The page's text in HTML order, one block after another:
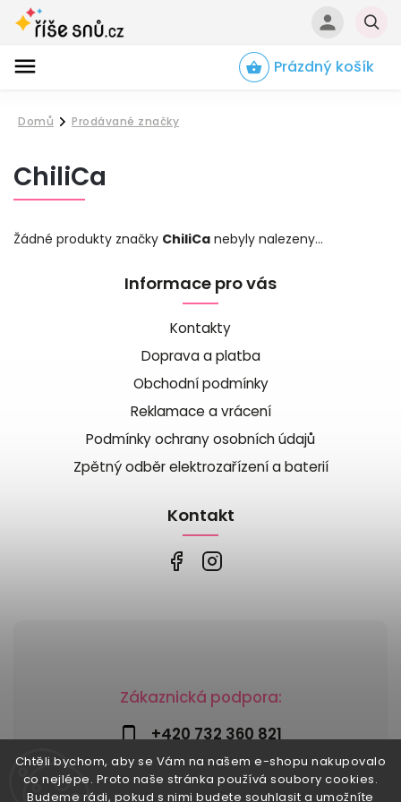
Chtěli bychom, aby se Vám na našem e-shopu nakupovalo
co nejlépe. Proto naše stránka používá soubory cookies.
Budeme rádi, pokud s nimi budete souhlasit a umožníte
Prázdný košík
Domů
/
Prodávané značky
ChiliCa
Žádné produkty značky ChiliCa nebyly nalezeny...
Zákaznická podpora:
+420 732 360 821
info@risesnu.cz
Informace pro vás
Kontakty
Doprava a platba
Obchodní podmínky
Reklamace a vrácení
Podmínky ochrany osobních údajů
Zpětný odběr elektrozařízení a baterií
Kontakt